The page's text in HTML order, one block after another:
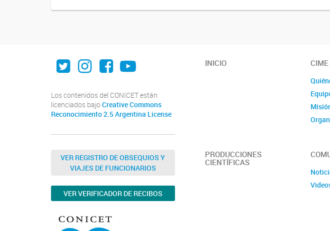
Twitter
Instagram
Facebook
Youtube
Los contenidos del CONICET están
licenciados bajo Creative Commons
Reconocimiento 2.5 Argentina License
VER REGISTRO DE OBSEQUIOS Y
VIAJES DE FUNCIONARIOS
VER VERIFICADOR DE RECIBOS
INICIO CIME
PRODUCCIONES
CIENTÍFICAS